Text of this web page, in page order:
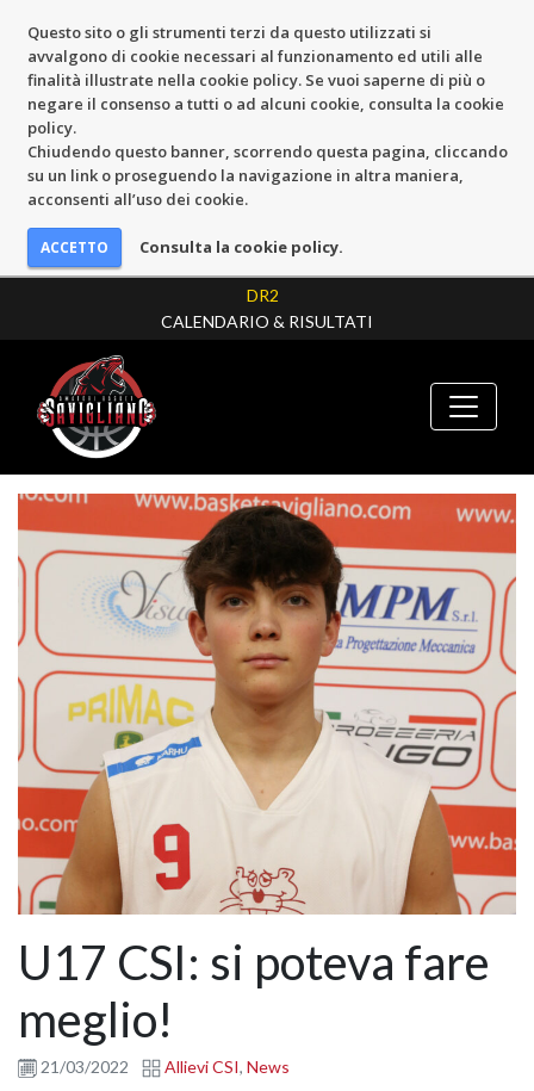
Questo sito o gli strumenti terzi da questo utilizzati si
avvalgono di cookie necessari al funzionamento ed utili alle
finalità illustrate nella cookie policy. Se vuoi saperne di più o
negare il consenso a tutti o ad alcuni cookie, consulta la cookie
policy.
Chiudendo questo banner, scorrendo questa pagina, cliccando
su un link o proseguendo la navigazione in altra maniera,
acconsenti all’uso dei cookie.
Consulta la cookie policy.
DR2
CALENDARIO & RISULTATI
U17 CSI: si poteva fare
meglio!
21/03/2022 Allievi CSI, News